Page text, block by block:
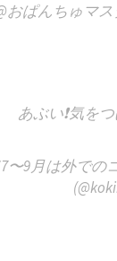
おぱんちゅマス
あぶい❗️気をつ
〜9月は外での